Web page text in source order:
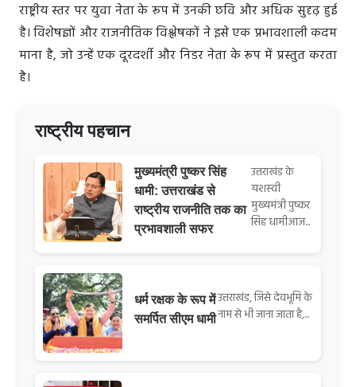
राष्ट्रीय स्तर पर युवा नेता के रूप में उनकी छवि और अधिक सुदृढ़ हुई
है। विशेषज्ञों और राजनीतिक विश्लेषकों ने इसे एक प्रभावशाली कदम
माना है, जो उन्हें एक दूरदर्शी और निडर नेता के रूप में प्रस्तुत करता
है।
राष्ट्रीय पहचान
मुख्यमंत्री पुष्कर सिंह
धामी: उत्तराखंड से
राष्ट्रीय राजनीति तक का
प्रभावशाली सफर
उत्तराखंड के
यशस्वी
मुख्यमंत्री पुष्कर
सिंह धामीआज...
धर्म रक्षक के रूप में
समर्पित सीएम धामी
उत्तराखंड, जिसे देवभूमि के
नाम से भी जाना जाता है,...